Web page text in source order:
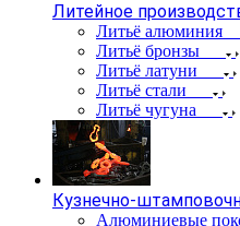
Литейное
Литьё алюминия
Литьё бронзы
Литьё латуни
Литьё стали
Литьё чугуна
Кузнечно-
Алюминиевые